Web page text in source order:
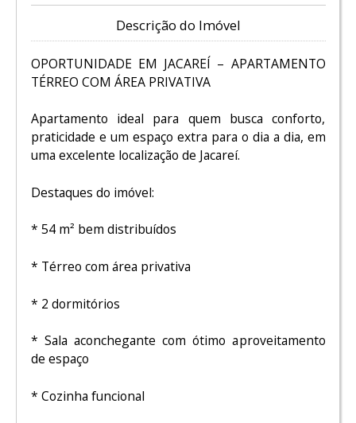
Descrição do Imóvel
OPORTUNIDADE EM JACAREÍ – APARTAMENTO
TÉRREO COM ÁREA PRIVATIVA
Apartamento ideal para quem busca conforto,
praticidade e um espaço extra para o dia a dia, em
uma excelente localização de Jacareí.
Destaques do imóvel:
* 54 m² bem distribuídos
* Térreo com área privativa
* 2 dormitórios
* Sala aconchegante com ótimo aproveitamento
de espaço
* Cozinha funcional